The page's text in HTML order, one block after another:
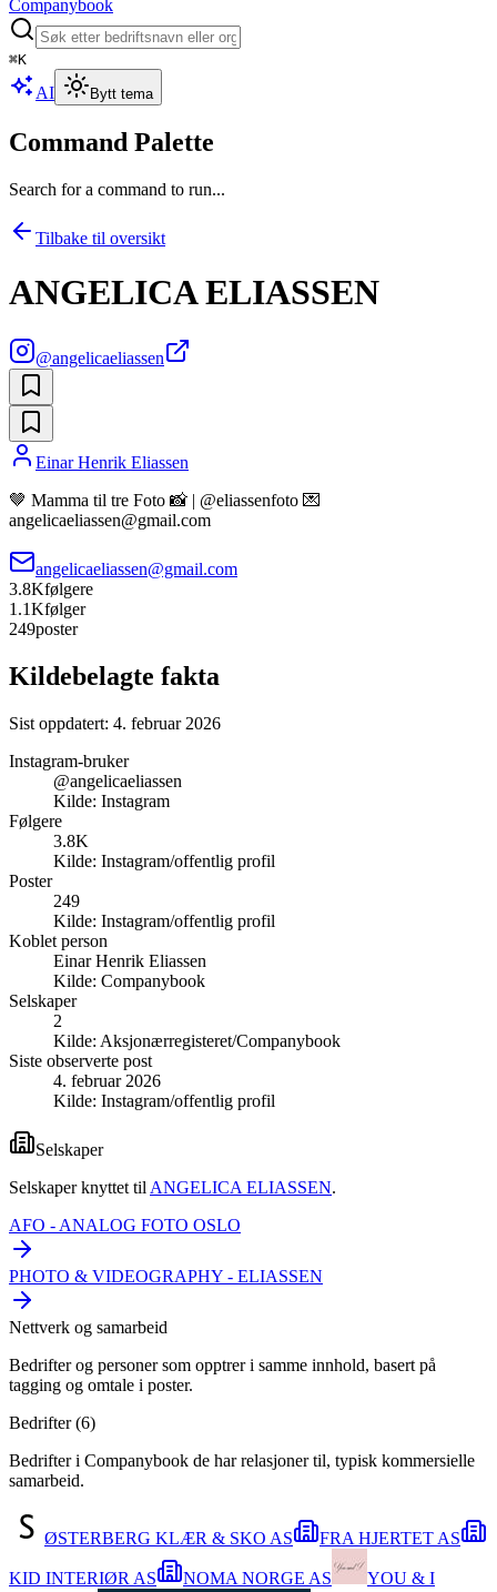
Companybook
⌘K
AI Bytt tema
Command Palette
Search for a command to run...
Tilbake til oversikt
ANGELICA ELIASSEN
@angelicaeliassen
Einar Henrik Eliassen
🤎 Mamma til tre Foto 📸 | @eliassenfoto 💌
angelicaeliassen@gmail.com
angelicaeliassen@gmail.com
3.8Kfølgere
1.1Kfølger
249poster
Kildebelagte fakta
Sist oppdatert: 4. februar 2026
Instagram-bruker
@angelicaeliassen
Kilde: Instagram
Følgere
3.8K
Kilde: Instagram/offentlig profil
Poster
249
Kilde: Instagram/offentlig profil
Koblet person
Einar Henrik Eliassen
Kilde: Companybook
Selskaper
2
Kilde: Aksjonærregisteret/Companybook
Siste observerte post
4. februar 2026
Kilde: Instagram/offentlig profil
Selskaper
Selskaper knyttet til ANGELICA ELIASSEN.
AFO - ANALOG FOTO OSLO
PHOTO & VIDEOGRAPHY - ELIASSEN
Nettverk og samarbeid
Bedrifter og personer som opptrer i samme innhold, basert på
tagging og omtale i poster.
Bedrifter (6)
Bedrifter i Companybook de har relasjoner til, typisk kommersielle
samarbeid.
ØSTERBERG KLÆR & SKO AS FRA HJERTET AS
KID INTERIØR AS NOMA NORGE AS YOU & I